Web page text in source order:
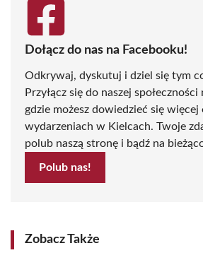
Dołącz do nas na Facebooku!
Odkrywaj, dyskutuj i dziel się tym
Przyłącz się do naszej
gdzie możesz dowiedzieć się więcej
wydarzeniach w Kielcach. Twoje
polub naszą stronę i bądź na
Polub nas!
Zobacz Także